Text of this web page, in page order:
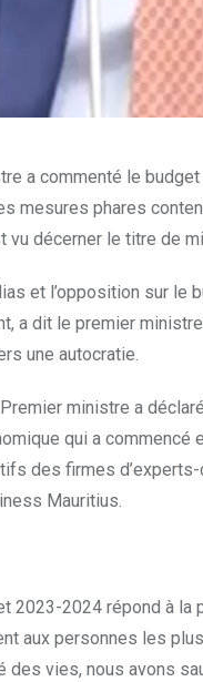
a commenté le
mesures phares
vu décerner le titre de
et l’opposition sur le
a dit le premier
une autocratie.
ministre a
qui a commencé
des firmes
Mauritius.
2023-2024 répond à
aux personnes les
des vies, nous avons